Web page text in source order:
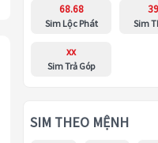
68.68
Sim Lộc Phát Sim
xx
Sim Trả Góp
SIM THEO MỆNH